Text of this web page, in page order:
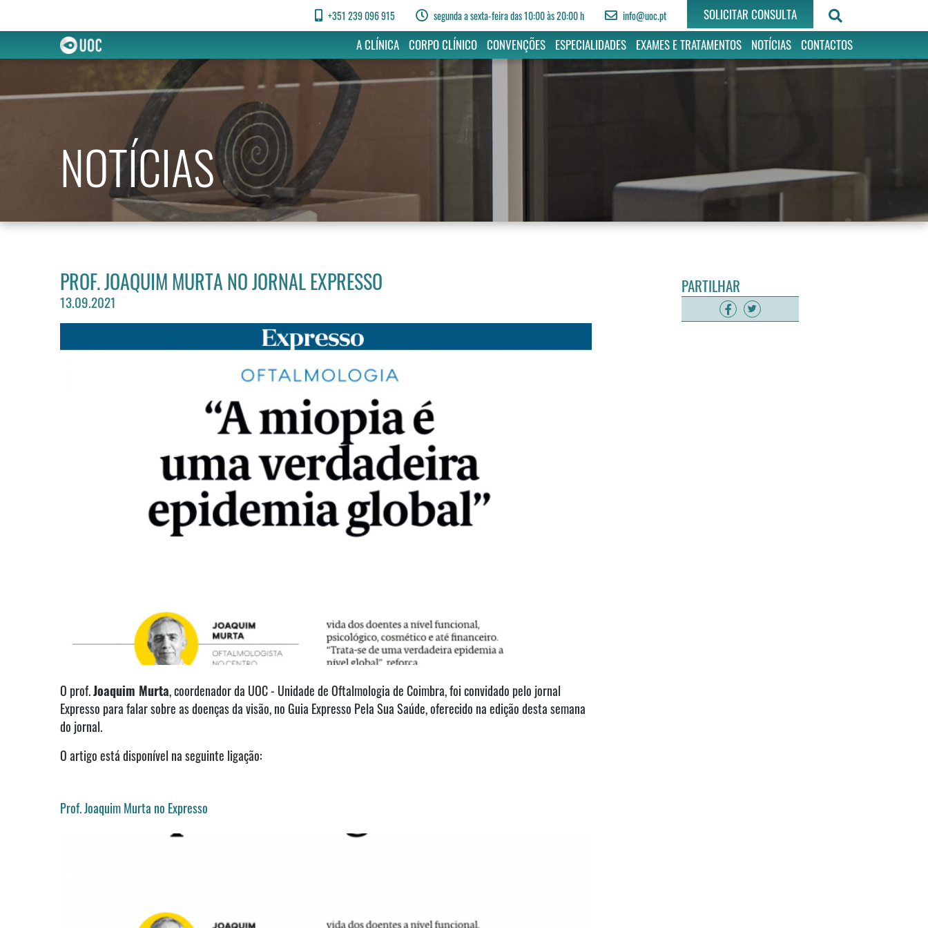
NOTÍCIAS
+351 239 096 915 segunda a sexta-feira das 10:00 às 20:00 h info@uoc.pt
SOLICITAR CONSULTA
A CLÍNICA CORPO CLÍNICO CONVENÇÕES ESPECIALIDADES EXAMES E TRATAMENTOS NOTÍCIAS CONTACTOS
PROF. JOAQUIM MURTA NO JORNAL EXPRESSO
13.09.2021
O prof.Joaquim Murta, coordenador da UOC - Unidade de Oftalmologia de Coimbra, foi convidado pelo jornal
Expresso para falar sobre as doenças da visão, no Guia Expresso Pela Sua Saúde, oferecido na edição desta semana
do jornal.
O artigo está disponível na seguinte ligação:
Prof. Joaquim Murta no Expresso
PARTILHAR